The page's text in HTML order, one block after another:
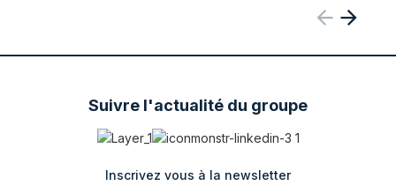
Suivre l'actualité du groupe
Inscrivez vous à la newsletter